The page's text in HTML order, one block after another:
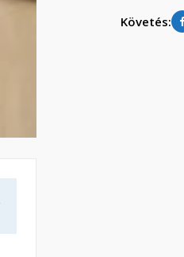
Követés: